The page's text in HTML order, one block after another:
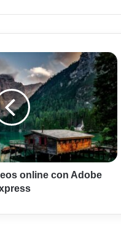
online con Adobe